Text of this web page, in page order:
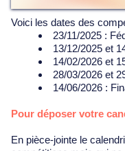
Voici les dates des
23/11/2025 :
13/12/2025 et
14/02/2026 et
28/03/2026 et
14/06/2026 :
Pour déposer votre
En pièce-jointe le